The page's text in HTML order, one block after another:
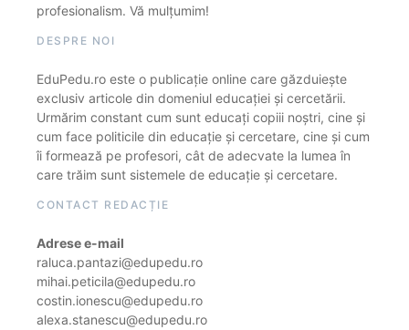
profesionalism. Vă mulțumim!
DESPRE NOI
EduPedu.ro este o publicație online care găzduiește
exclusiv articole din domeniul educației și cercetării.
Urmărim constant cum sunt educați copiii noștri, cine și
cum face politicile din educație și cercetare, cine și cum
îi formează pe profesori, cât de adecvate la lumea în
care trăim sunt sistemele de educație și cercetare.
CONTACT REDACȚIE
Adrese e-mail
raluca.pantazi@edupedu.ro
mihai.peticila@edupedu.ro
costin.ionescu@edupedu.ro
alexa.stanescu@edupedu.ro